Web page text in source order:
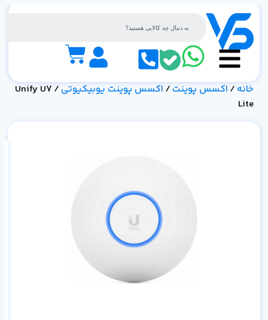
خانه / اکسس پوینت / اکسس پوینت یوبیکیوتی
/ Unify U7
Lite